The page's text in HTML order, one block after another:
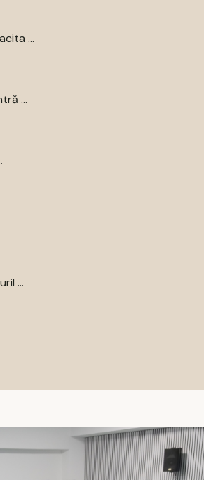
...
...
...